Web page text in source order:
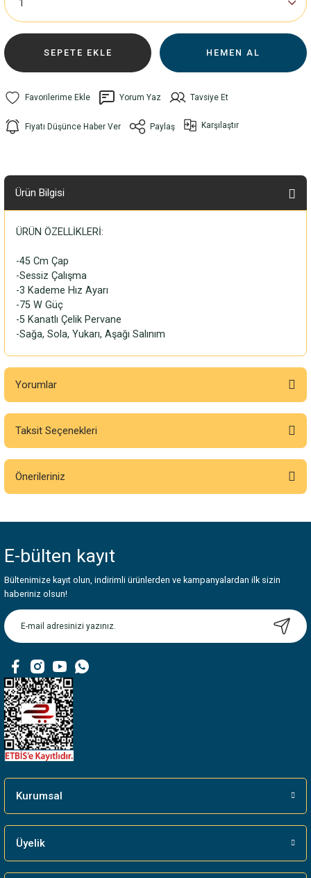
SEPETE EKLE HEMEN AL
Yorum Yaz Tavsiye Et
Fiyatı Düşünce Haber Ver Paylaş Karşılaştır
Ürün Bilgisi
ÜRÜN ÖZELLİKLERİ:
-45 Cm Çap
-Sessiz Çalışma
-3 Kademe Hız Ayarı
-75 W Güç
-5 Kanatlı Çelik Pervane
-Sağa, Sola, Yukarı, Aşağı Salınım
Yorumlar
Bu ürüne ilk yorumu siz yapın!
Taksit Seçenekleri
Önerileriniz
Görüş ve önerileriniz için teşekkür ederiz.
Ürün resmi kalitesiz, bozuk veya görüntülenemiyor.
Ürün açıklamasında eksik bilgiler bulunuyor.
Ürün bilgilerinde hatalar bulunuyor.
Bu ürüne benzer farklı alternatifler olmalı.
E-bülten kayıt
Bültenimize kayıt olun, indirimli ürünlerden ve kampanyalardan ilk sizin
haberiniz olsun!
Kurumsal
Üyelik